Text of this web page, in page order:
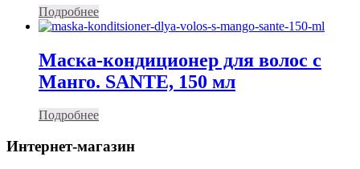
Подробнее
Маска-кондиционер для волос с
Манго. SANTE, 150 мл
Подробнее
Интернет-магазин